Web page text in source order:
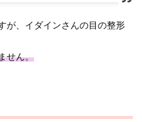
が、イダインさんの目の整形
せん。